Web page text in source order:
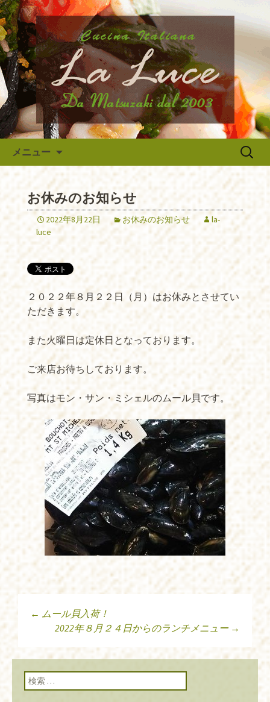
府中のイタリア料理『ラ・ルー
チェ』の最新情報
府中市、国分寺、調布などから近いイ
タリア料理『ラ・ルーチェ』のブログ
です。旬の食材の入荷情報や、新メニ
ュー・限定メニューなどの最新情報、
アルバイトさんや調理スタッフの求人
情報まで幅広く当店の情報をお届けい
たします。
メニュー
検
お休みのお知らせ
2022年8月22日 お休みのお知らせ
la-
luce
２０２２年８月２２日（月）はお休みとさせてい
ただきます。
また火曜日は定休日となっております。
ご来店お待ちしております。
写真はモン・サン・ミシェルのムール貝です。
投稿ナビゲーショ
ン
← ムール貝入荷！
2022年８月２４日からのランチメニュー →
検索: